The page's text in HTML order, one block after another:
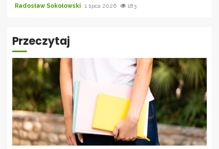
Radosław Sokołowski 1 lipca 2026 183
Przeczytaj